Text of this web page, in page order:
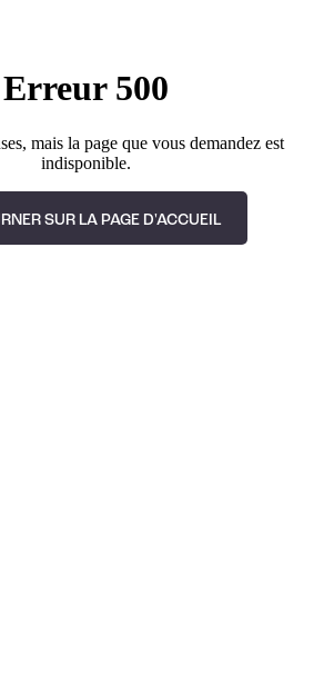
Erreur 500
mais la page que vous demandez est
indisponible.
SUR LA PAGE D'ACCUEIL